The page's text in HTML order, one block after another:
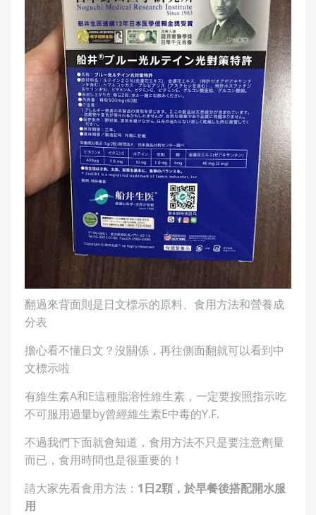
翻過來背面則是日文標示的原料、食用方法和營養成
分表
擔心看不懂日文？沒關係，再往側面翻就可以看到中
文標示啦
有維生素A和E這種脂溶性維生素，一定要按照指示吃
不可服用過量by曾經維生素E中毒的Y.F.
不過我們下面就會知道，食用方法不只是要注意劑量
而已，食用時間也是很重要的！
請大家先看食用方法： 1日2顆，於早餐後搭配開水服
用